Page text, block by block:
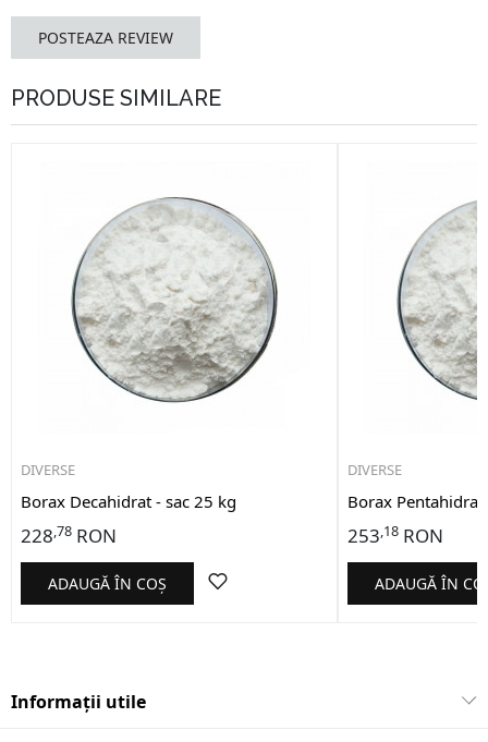
POSTEAZA REVIEW
PRODUSE SIMILARE
Borax Decahidrat - sac 25 kg
DIVERSE
228,78 RON
ADAUGĂ ÎN COȘ
Borax Pentahidrat
DIVERSE
253,18RON
ADAUGĂ ÎN
Informații utile